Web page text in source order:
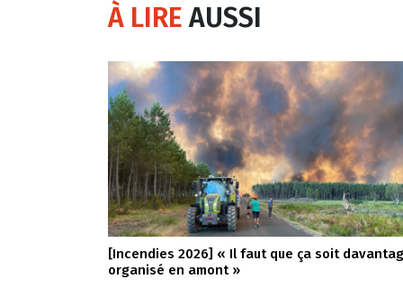
À LIREAUSSI
[Incendies 2026] « Il faut que ça soit
organisé en amont »